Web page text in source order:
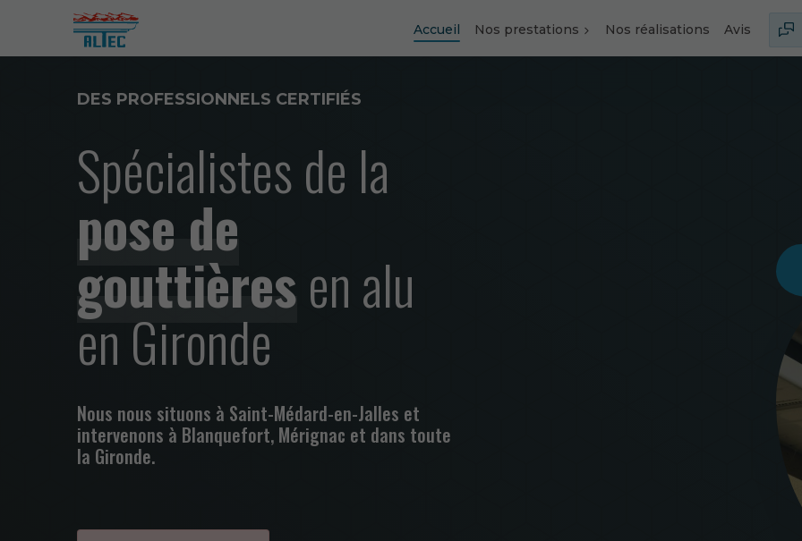
Accueil Nos prestations Nos réalisations Avis
DES PROFESSIONNELS CERTIFIÉS
Spécialistes de la
pose de
gouttièresen alu
en Gironde
Nous nous situons à Saint-Médard-en-Jalles et
intervenons à Blanquefort, Mérignac et dans toute
la Gironde.